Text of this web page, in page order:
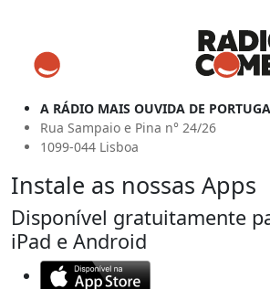
A RÁDIO MAIS OUVIDA DE
Rua Sampaio e Pina n° 24/26
1099-044 Lisboa
Instale as nossas Apps
Disponível gratuitamente
iPad e Android